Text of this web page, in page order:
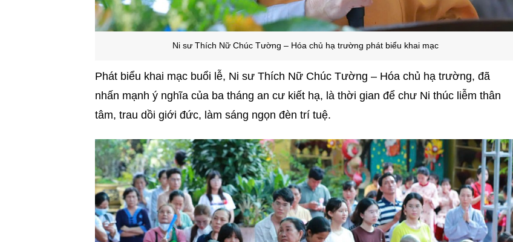
Ni sư Thích Nữ Chúc Tường – Hóa chủ hạ trường phát biểu khai mạc
Phát biểu khai mạc buổi lễ, Ni sư Thích Nữ Chúc Tường – Hóa chủ hạ trường, đã
nhấn mạnh ý nghĩa của ba tháng an cư kiết hạ, là thời gian để chư Ni thúc liễm thân
tâm, trau dồi giới đức, làm sáng ngọn đèn trí tuệ.